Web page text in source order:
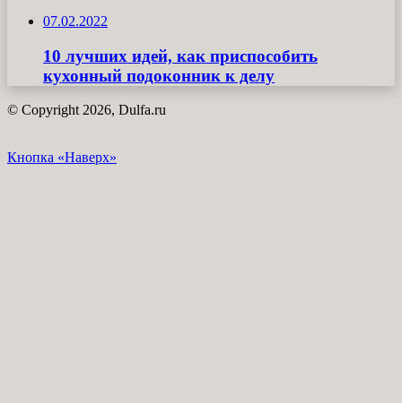
07.02.2022
10 лучших идей, как приспособить
кухонный подоконник к делу
© Copyright 2026, Dulfa.ru
Кнопка «Наверх»